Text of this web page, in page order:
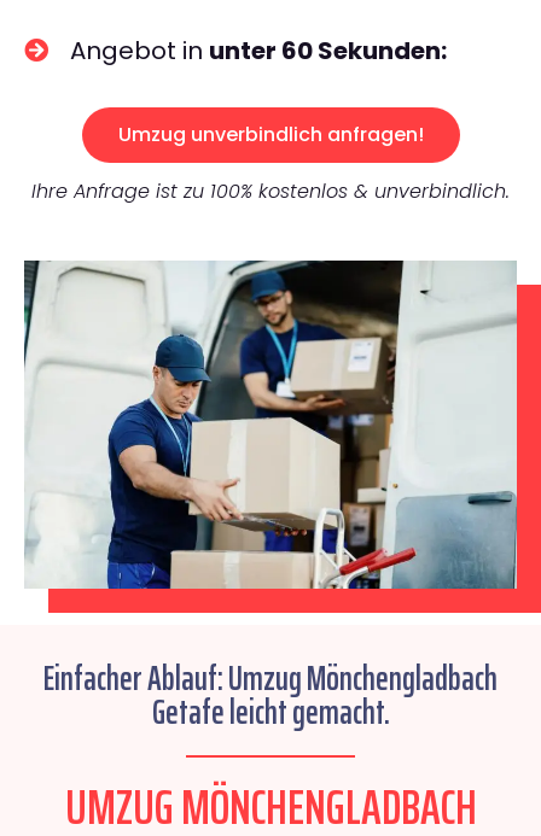
Angebot in unter 60 Sekunden:
Umzug unverbindlich anfragen!
Ihre Anfrage ist zu 100% kostenlos & unverbindlich.
Einfacher Ablauf: Umzug Mönchengladbach
Getafe leicht gemacht.
UMZUG MÖNCHENGLADBACH